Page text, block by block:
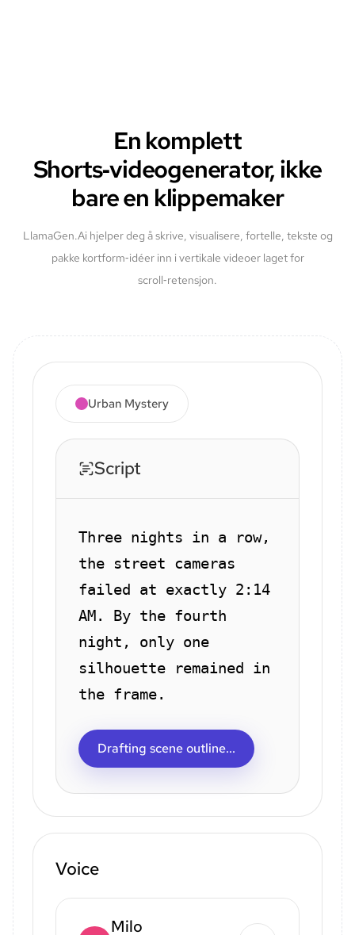
En komplett
Shorts‑videogenerator, ikke
bare en klippemaker
LlamaGen.Ai hjelper deg å skrive, visualisere, fortelle, tekste og
pakke kortform‑idéer inn i vertikale videoer laget for
scroll‑retensjon.
Urban Mystery
Script
Three nights in a row,
the street cameras
failed at exactly 2:14
AM. By the fourth
night, only one
silhouette remained in
the frame.
Drafting scene outline...
Voice
Milo